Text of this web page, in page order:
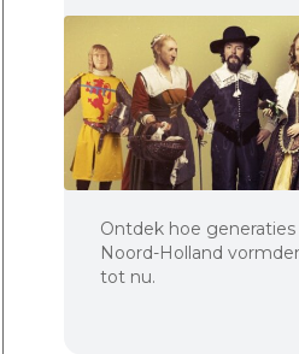
Ontdek hoe
Noord-Holland
tot nu.